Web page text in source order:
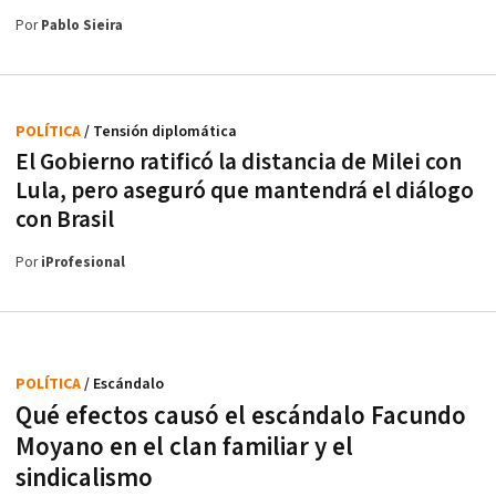
PorPablo Sieira
El Gobierno ratificó la distancia de Milei con
Lula, pero aseguró que mantendrá el diálogo
con Brasil
POLÍTICA/ Tensión diplomática
PoriProfesional
Qué efectos causó el escándalo Facundo
Moyano en el clan familiar y el
sindicalismo
POLÍTICA/ Escándalo